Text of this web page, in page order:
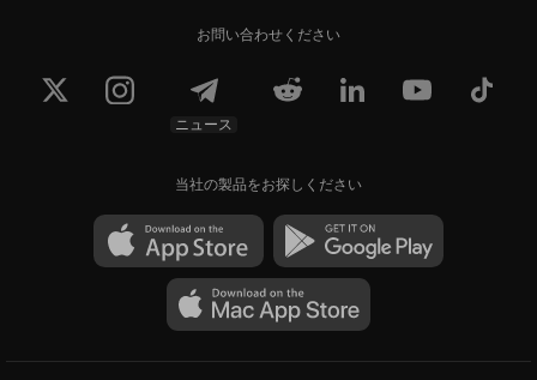
お問い合わせください
ニュース
当社の製品をお探しください